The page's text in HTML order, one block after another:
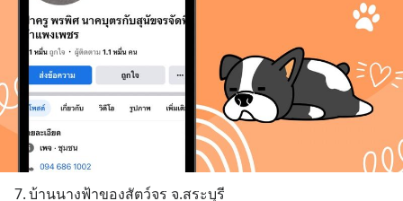
7.	บ้านนางฟ้าของสัตว์จร จ.สระบุรี